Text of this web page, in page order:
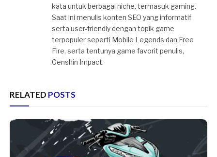
kata untuk berbagai niche, termasuk gaming.
Saat ini menulis konten SEO yang informatif
serta user-friendly dengan topik game
terpopuler seperti Mobile Legends dan Free
Fire, serta tentunya game favorit penulis,
Genshin Impact.
RELATED POSTS